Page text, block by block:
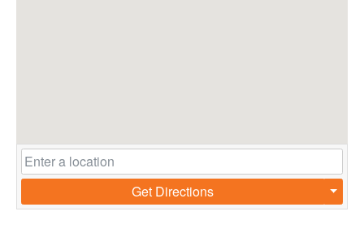
Get Directions